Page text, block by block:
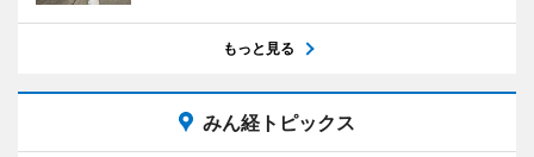
もっと見る
みん経トピックス